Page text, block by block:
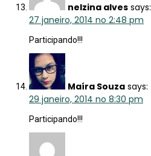
nelzina alves says:
27 janeiro, 2014 no 2:48 pm
Participando!!!
Maíra Souza says:
29 janeiro, 2014 no 8:30 pm
Participando!!!